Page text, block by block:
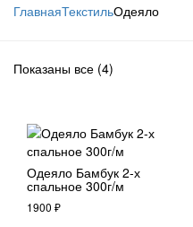
ГлавнаяТекстильОдеяло
Показаны все (4)
Одеяло Бамбук 2-х
спальное 300г/м
1900 ₽